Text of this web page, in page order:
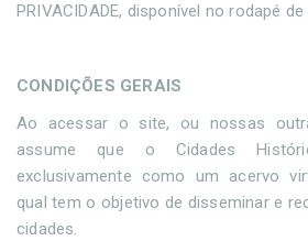
PRIVACIDADE, disponível no rodapé
CONDIÇÕES GERAIS
Ao acessar o site, ou nossas
assume que o Cidades
exclusivamente como um acervo
qual tem o objetivo de disseminar e
cidades.